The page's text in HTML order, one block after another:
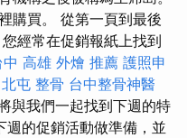
購買。 從第一頁到最後
經常在促銷報紙上找到
高雄 外燴 推薦 護照申
北屯 整骨 台中整骨神醫
與我們一起找到下週的特
週的促銷活動做準備，並